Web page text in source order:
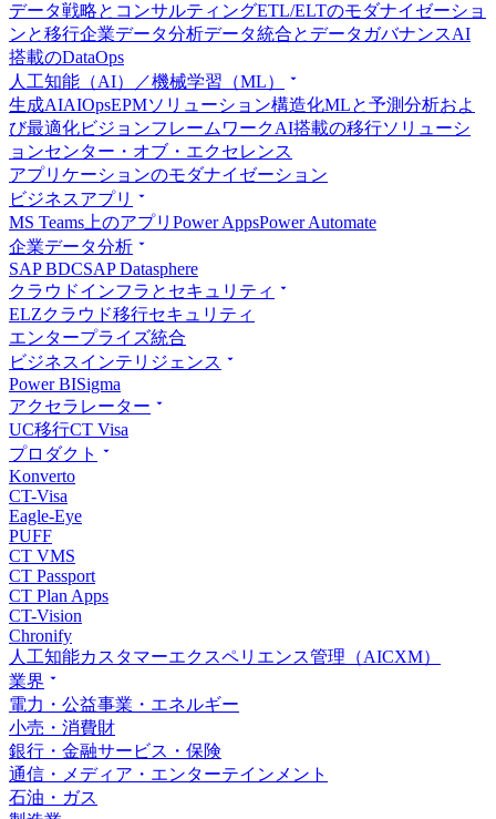
データ戦略とコンサルティングETL/ELTのモダナイゼーショ
ンと移行企業データ分析データ統合とデータガバナンスAI
搭載のDataOps
人工知能（AI）／機械学習（ML）
生成AIAIOpsEPMソリューション構造化MLと予測分析およ
び最適化ビジョンフレームワークAI搭載の移行ソリューシ
ョンセンター・オブ・エクセレンス
アプリケーションのモダナイゼーション
ビジネスアプリ
MS Teams上のアプリ Power AppsPower Automate
企業データ分析
SAP BDCSAP Datasphere
クラウドインフラとセキュリティ
ELZクラウド移行セキュリティ
エンタープライズ統合
ビジネスインテリジェンス
Power BISigma
アクセラレーター
UC移行CT Visa
プロダクト
Konverto
CT-Visa
Eagle-Eye
PUFF
CT VMS
CT Passport
CT Plan Apps
CT-Vision
Chronify
人工知能カスタマーエクスペリエンス管理（AICXM）
業界
電力・公益事業・エネルギー
小売・消費財
銀行・金融サービス・保険
通信・メディア・エンターテインメント
石油・ガス